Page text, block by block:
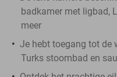
badkamer met ligbad,
meer
Je hebt toegang tot de
Turks stoombad en